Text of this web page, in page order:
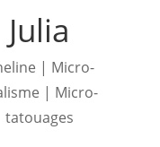
Julia
| Micro-
| Micro-
tatouages